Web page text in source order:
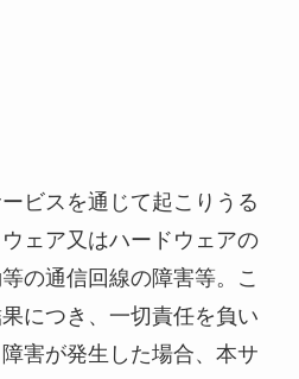
ビスを通じて起こりうる
ェア又はハードウェアの
の通信回線の障害等。こ
につき、一切責任を負い
害が発生した場合、本サ